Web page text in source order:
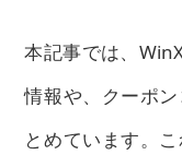
本記事では、
情報や、クーポ
とめています。